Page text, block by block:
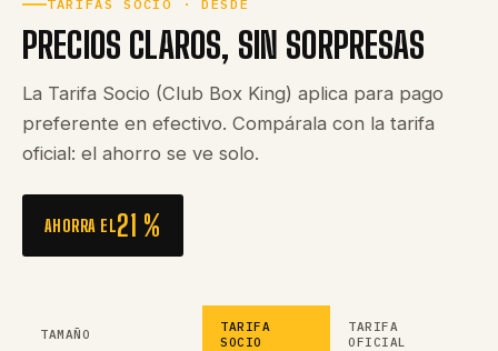
TARIFAS SOCIO · DESDE
PRECIOS CLAROS, SIN SORPRESAS
La Tarifa Socio (Club Box King) aplica para pago
preferente en efectivo. Compárala con la tarifa
oficial: el ahorro se ve solo.
AHORRA EL21 %
TAMAÑO
TARIFA
SOCIO
TARIFA
OFICIAL